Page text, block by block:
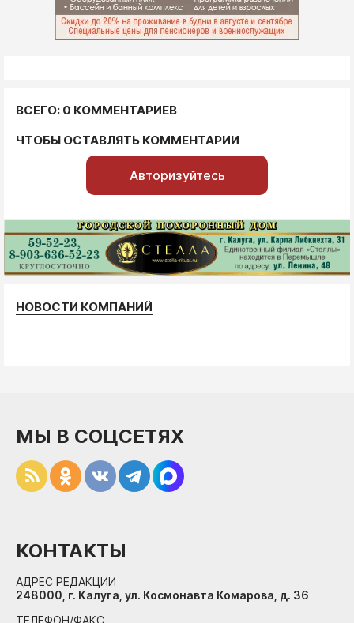
ВСЕГО: 0 КОММЕНТАРИЕВ
ЧТОБЫ ОСТАВЛЯТЬ КОММЕНТАРИИ
Авторизуйтесь
НОВОСТИ КОМПАНИЙ
МЫ В СОЦСЕТЯХ
КОНТАКТЫ
АДРЕС РЕДАКЦИИ
248000, г. Калуга, ул. Космонавта Комарова, д. 36
ТЕЛЕФОН/ФАКС